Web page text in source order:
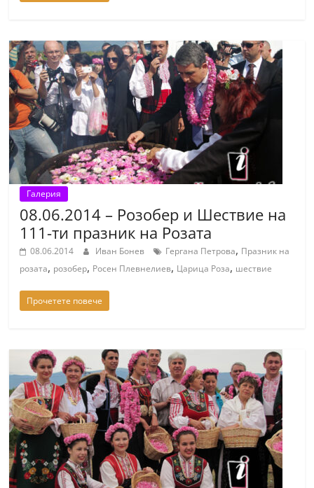
Галерия
08.06.2014 – Розобер и Шествие на
111-ти празник на Розата
08.06.2014 Иван Бонев Гергана Петрова, Празник на
розата, розобер, Росен Плевнелиев, Царица Роза, шествие
Прочетете повече